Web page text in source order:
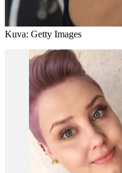
Kuva: Getty Images